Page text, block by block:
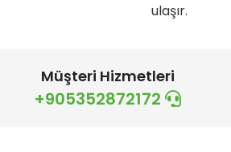
ulaşır.
Müşteri Hizmetleri
+905352872172